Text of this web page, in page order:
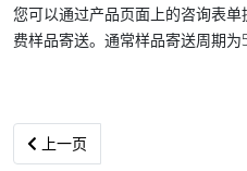
您可以通过产品页面上的咨询表
费样品寄送。通常样品寄送周期为
上一篇文章: 菠萝味椰果饮料市
上一页